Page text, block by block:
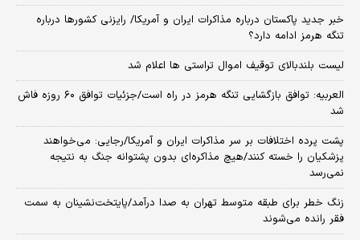
خبر جدید پاکستان درباره مذاکرات ایران و آمریکا/ رایزنی کشورها درباره
تنگه هرمز ادامه دارد؟
لیست بلندبالای توقیف اموال تراستی ها اعلام شد
العربیه: توافق بازگشایی تنگه هرمز در راه است/جزئیات توافق ۶۰ روزه فاش
شد
پشت پرده اختلافات بر سر مذاکرات ایران و آمریکا/رجایی: می‌خواهند
پزشکیان را خسته کنند/هیچ مذاکره‌ای بدون پشتوانه جنگ به نتیجه
نمی‌رسد
زنگ خطر برای طبقه متوسط تهران به صدا درآمد/پایتخت‌نشینان به سمت
فقر رانده می‌شوند